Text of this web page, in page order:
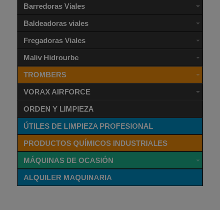
Barredoras Viales
Baldeadoras viales
Fregadoras Viales
Maliv Hidrourbe
TROMBERS
VORAX AIRFORCE
ORDEN Y LIMPIEZA
ÚTILES DE LIMPIEZA PROFESIONAL
PRODUCTOS QUÍMICOS INDUSTRIALES
MÁQUINAS DE OCASIÓN
ALQUILER MAQUINARIA